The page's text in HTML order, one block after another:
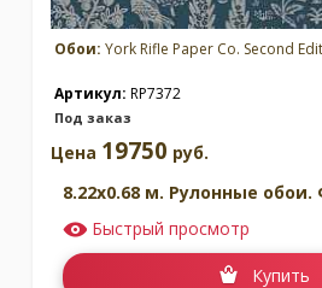
Обои: York Rifle Paper Co. Second
Артикул: RP7372
Под заказ
Цена 19750 руб.
8.22x0.68 м. Рулонные
Быстрый просмотр
Купить